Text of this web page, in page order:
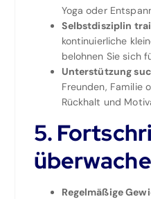
Yoga oder
Selbstdisziplin
kontinuierliche
belohnen Sie sich
Unterstützung
Freunden, Familie
Rückhalt und
5.
Regelmäßige